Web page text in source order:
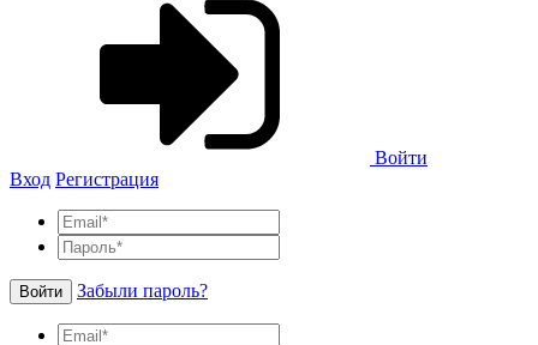
Войти
Вход Регистрация
Войти Забыли пароль?